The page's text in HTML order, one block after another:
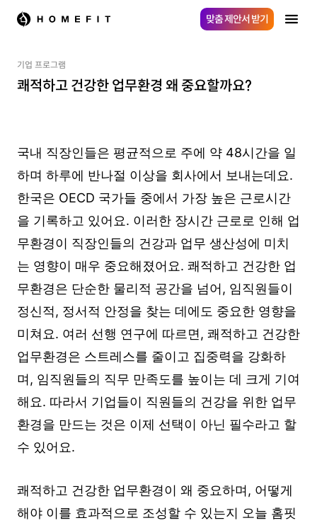
맞춤 제안서 받기
기업 프로그램
쾌적하고 건강한 업무환경 왜 중요할까요?
국내 직장인들은 평균적으로 주에 약 48시간을 일
하며 하루에 반나절 이상을 회사에서 보내는데요.
한국은 OECD 국가들 중에서 가장 높은 근로시간
을 기록하고 있어요. 이러한 장시간 근로로 인해 업
무환경이 직장인들의 건강과 업무 생산성에 미치
는 영향이 매우 중요해졌어요. 쾌적하고 건강한 업
무환경은 단순한 물리적 공간을 넘어, 임직원들이
정신적, 정서적 안정을 찾는 데에도 중요한 영향을
미쳐요. 여러 선행 연구에 따르면, 쾌적하고 건강한
업무환경은 스트레스를 줄이고 집중력을 강화하
며, 임직원들의 직무 만족도를 높이는 데 크게 기여
해요. 따라서 기업들이 직원들의 건강을 위한 업무
환경을 만드는 것은 이제 선택이 아닌 필수라고 할
수 있어요.
쾌적하고 건강한 업무환경이 왜 중요하며, 어떻게
해야 이를 효과적으로 조성할 수 있는지 오늘 홈핏